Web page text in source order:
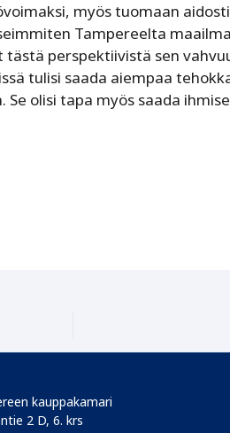
myös tuomaan
Tampereelta
perspektiivistä sen
tulisi saada aiempaa
olisi tapa myös saada
kauppakamari
2 D, 6. krs